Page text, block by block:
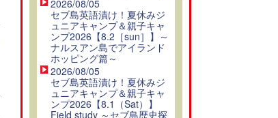
2026/08/05
セブ島英語漬け！夏休みジ
ュニアキャンプ＆親子キャ
ンプ2026【8.2［sun］】～
ナルスアン島でアイランド
ホッピング篇～
2026/08/05
セブ島英語漬け！夏休みジ
ュニアキャンプ＆親子キャ
ンプ2026【8.1（Sat）】
Field study ～セブ島歴史探